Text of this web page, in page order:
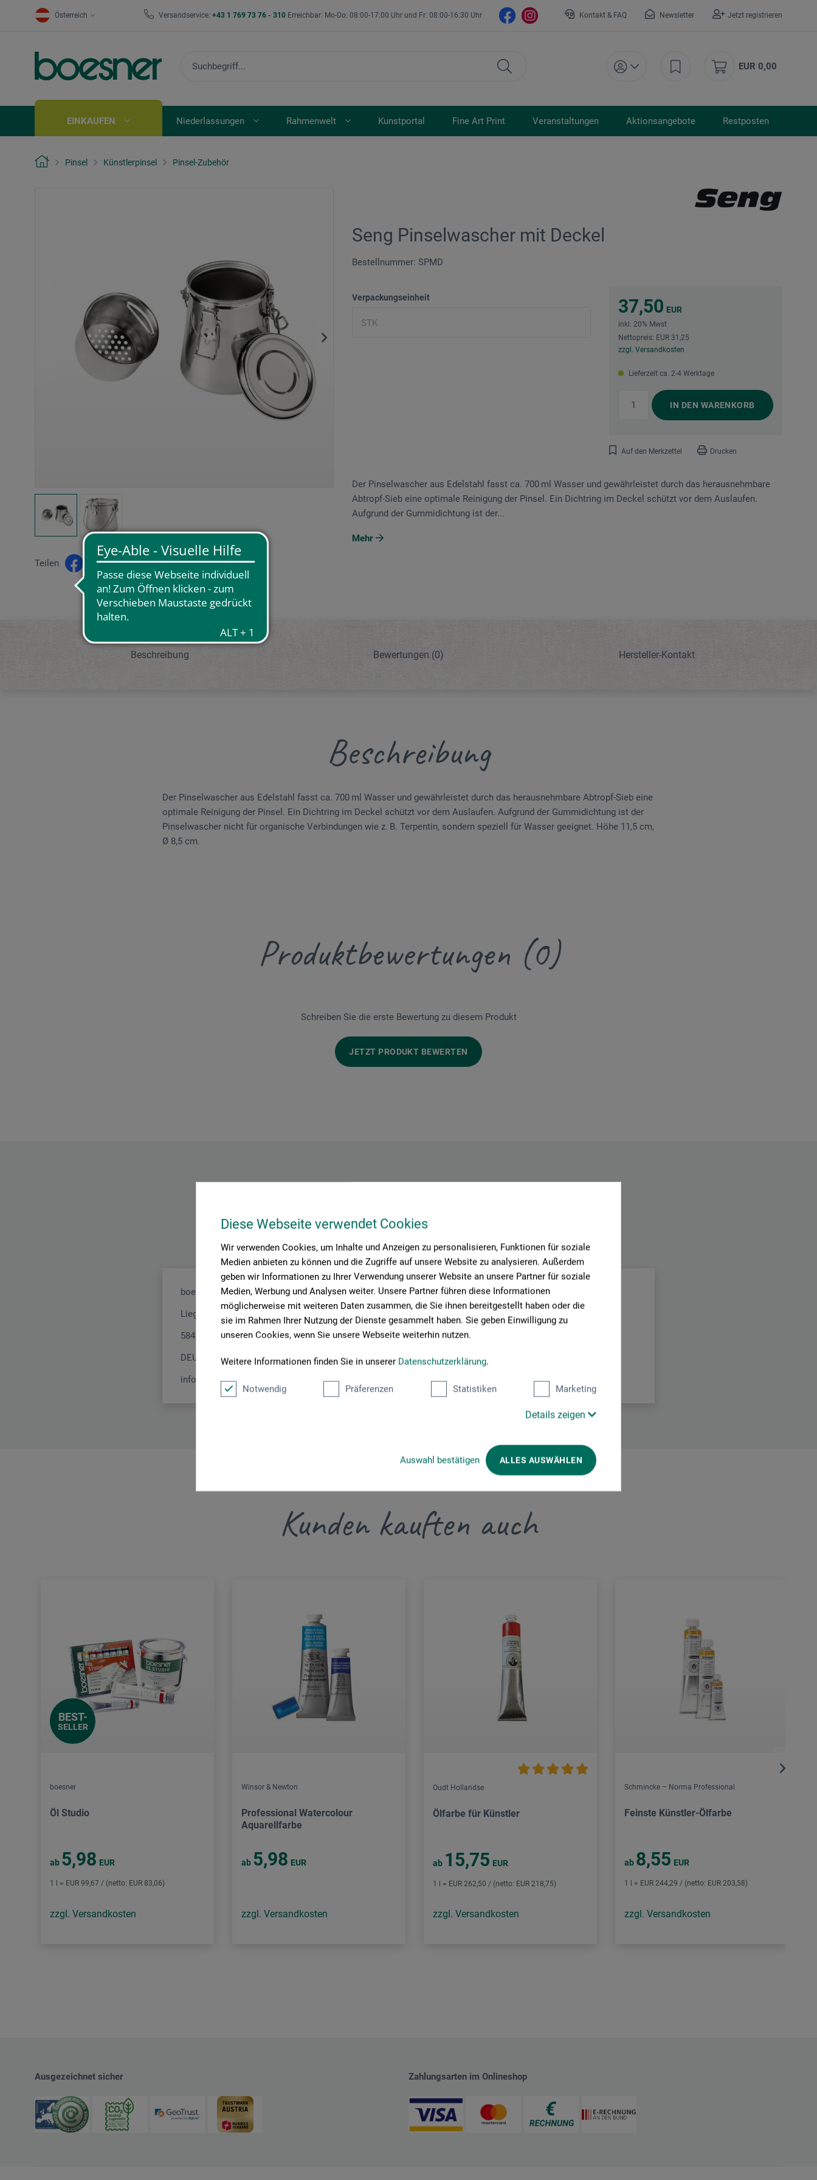
Diese Webseite verwendet Cookies
Wir verwenden Cookies, um Inhalte und Anzeigen zu personalisieren, Funktionen für soziale
Medien anbieten zu können und die Zugriffe auf unsere Website zu analysieren. Außerdem
geben wir Informationen zu Ihrer Verwendung unserer Website an unsere Partner für soziale
Medien, Werbung und Analysen weiter. Unsere Partner führen diese Informationen
möglicherweise mit weiteren Daten zusammen, die Sie ihnen bereitgestellt haben oder die
sie im Rahmen Ihrer Nutzung der Dienste gesammelt haben. Sie geben Einwilligung zu
unseren Cookies, wenn Sie unsere Webseite weiterhin nutzen.
Weitere Informationen finden Sie in unserer Datenschutzerklärung.
Notwendig Präferenzen Statistiken Marketing
Details zeigen
Auswahl bestätigen ALLES AUSWÄHLEN
Österreich Versandservice: +43 1 769 73 76 - 310 Erreichbar: Mo-Do: 08:00-17:00 Uhr und Fr: 08:00-16:30 Uhr Kontakt & FAQ Newsletter Jetzt registrieren
EUR 0,00
EINKAUFEN Niederlassungen Rahmenwelt Kunstportal Fine Art Print Veranstaltungen Aktionsangebote Restposten
Pinsel Künstlerpinsel Pinsel-Zubehör
Seng Pinselwascher mit Deckel
Bestellnummer: SPMD
Verpackungseinheit 37,50 EUR
inkl. 20% Mwst
Nettopreis: EUR 31,25
zzgl. Versandkosten
Lieferzeit ca. 2-4 Werktage
IN DEN WARENKORB
Auf den Merkzettel Drucken
Teilen
Der Pinselwascher aus Edelstahl fasst ca. 700 ml Wasser und gewährleistet durch das herausnehmbare
Abtropf-Sieb eine optimale Reinigung der Pinsel. Ein Dichtring im Deckel schützt vor dem Auslaufen.
Aufgrund der Gummidichtung ist der...
Mehr
Beschreibung Bewertungen (0) Hersteller-Kontakt
Beschreibung
Der Pinselwascher aus Edelstahl fasst ca. 700 ml Wasser und gewährleistet durch das herausnehmbare Abtropf-Sieb eine
optimale Reinigung der Pinsel. Ein Dichtring im Deckel schützt vor dem Auslaufen. Aufgrund der Gummidichtung ist der
Pinselwascher nicht für organische Verbindungen wie z. B. Terpentin, sondern speziell für Wasser geeignet. Höhe 11,5 cm,
Ø 8,5 cm.
Produktbewertungen (0)
Schreiben Sie die erste Bewertung zu diesem Produkt
JETZT PRODUKT BEWERTEN
Hier finden Sie die Kontaktdaten des Herstellers zu diesem Produkt.
boesner GmbH distribution + logistics
Liegnitzer Str. 17
58454 Witten
DEUTSCHLAND
info.dl@boesner.com
Kunden kauften auch
BEST-
SELLER
boesner
Öl Studio
ab 5,98 EUR
1 l = EUR 99,67 / (netto: EUR 83,06)
zzgl. Versandkosten
Winsor & Newton
Professional Watercolour
Aquarellfarbe
ab 5,98 EUR
zzgl. Versandkosten
Oudt Hollandse
Ölfarbe für Künstler
ab 15,75 EUR
1 l = EUR 262,50 / (netto: EUR 218,75)
zzgl. Versandkosten
Schmincke – Norma Professional
Feinste Künstler-Ölfarbe
ab 8,55 EUR
1 l = EUR 244,29 / (netto: EUR 203,58)
zzgl. Versandkosten
Ausgezeichnet sicher Zahlungsarten im Onlineshop